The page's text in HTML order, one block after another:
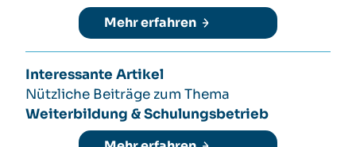
Mehr erfahren
Interessante Artikel
Nützliche Beiträge zum Thema
Weiterbildung & Schulungsbetrieb